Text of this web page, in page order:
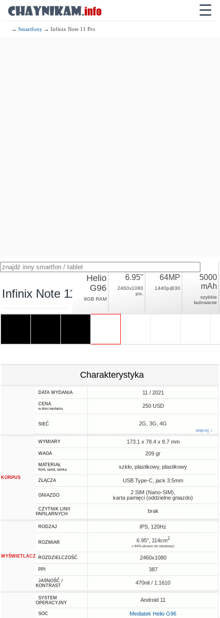
☰
→Smartfony → Infinix Note 11 Pro
Infinix Note 11 Pro
Helio
G96
8GB RAM
6.95"
2460x1080
pix.
64MP
1440p@30
5000
mAh
szybkie
ładowanie
Charakterystyka
DATA WYDANIA 11 / 2021
CENA
w dniu wydania 250 USD
SIEĆ 2G, 3G, 4G
więcej ↓
KORPUS
WYMIARY 173.1 x 78.4 x 8.7 mm
WAGA 209 gr
MATERIAŁ
front, spód, ramka szkło, plastikowy, plastikowy
ZŁĄCZA USB Type-C, jack 3.5mm
GNIAZDO
2 SIM (Nano-SIM),
karta pamięci (oddzielne gniazdo)
CZYTNIK LINII
PAPILARNYCH
brak
WYŚWIETLACZ
RODZAJ IPS, 120Hz
ROZMIAR 6.95", 114cm2
(~84% ekranu do obudowy)
ROZDZIELCZOŚĆ 2460x1080
PPI 387
JASNOŚĆ /
KONTRAST
470nit / 1:1610
SYSTEM
OPERACYJNY
Android 11
SOC Mediatek Helio G96